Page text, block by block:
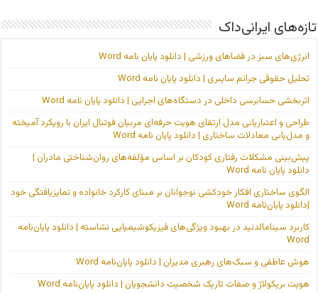
تازه‌های ایرانی‌داک
انرژی‌های سبز در فضاهای ورزشی | دانلود پایان نامه Word
تحلیل حقوقی جرائم سایبری | دانلود پایان نامه Word
اثربخشی حسابرسی داخلی در دستگاه‌های اجرایی | دانلود پایان نامه Word
طراحی و اعتباریابی مدل ارتقای هویت حرفه‌ای مربیان فوتبال ایران با رویکرد آمیخته
و مدل‌یابی معادلات ساختاری | دانلود پایان نامه Word
پیش‌بینی مشکلات رفتاری کودکان بر اساس مؤلفه‌های روان‌شناختی مادران |
دانلود پایان نامه Word
الگوی ساختاری افکار خودکشی نوجوانان بر مبنای کارکرد خانواده و تمایزیافتگی خود
|دانلود پایان‌نامه Word
کاربرد سینامالدئید در بهبود ویژگی‌های فیزیکوشیمیایی نشاسته | دانلود پایان‌نامه
Word
هوش عاطفی و سبک‌های رهبری مدیران | دانلود پایان‌نامه Word
هویت بریکولاژ و صفات تاریک شخصیت دانشجویان | دانلود پایان‌نامه Word